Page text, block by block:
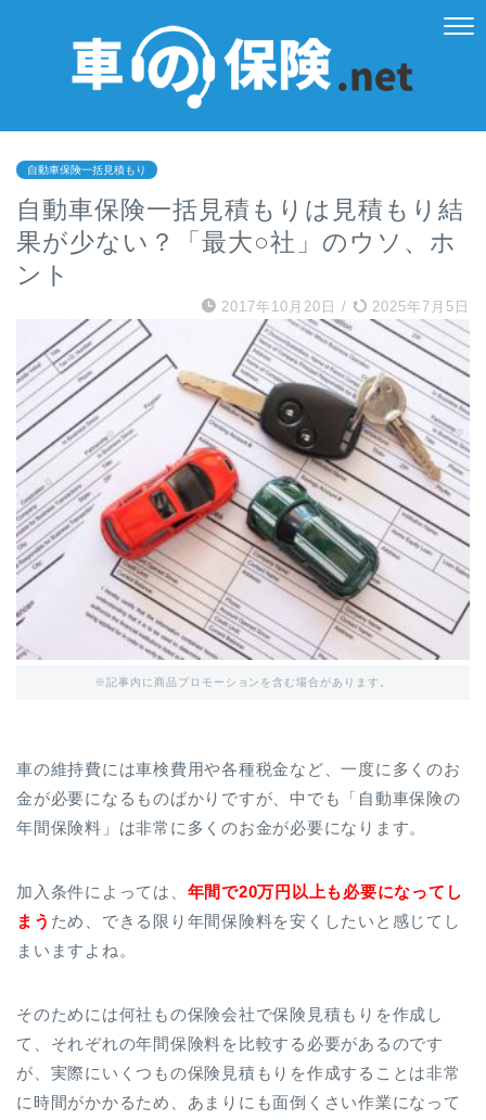
自動車保険一括見積もり
自動車保険一括見積もりは見積もり結
果が少ない？「最大○社」のウソ、ホ
ント
2017年10月20日 / 2025年7月5日
※記事内に商品プロモーションを含む場合があります。
車の維持費には車検費用や各種税金など、一度に多くのお
金が必要になるものばかりですが、中でも「自動車保険の
年間保険料」は非常に多くのお金が必要になります。
加入条件によっては、 年間で20万円以上も必要になってし
まう ため、できる限り年間保険料を安くしたいと感じてし
まいますよね。
そのためには何社もの保険会社で保険見積もりを作成し
て、それぞれの年間保険料を比較する必要があるのです
が、実際にいくつもの保険見積もりを作成することは非常
に時間がかかるため、あまりにも面倒くさい作業になって